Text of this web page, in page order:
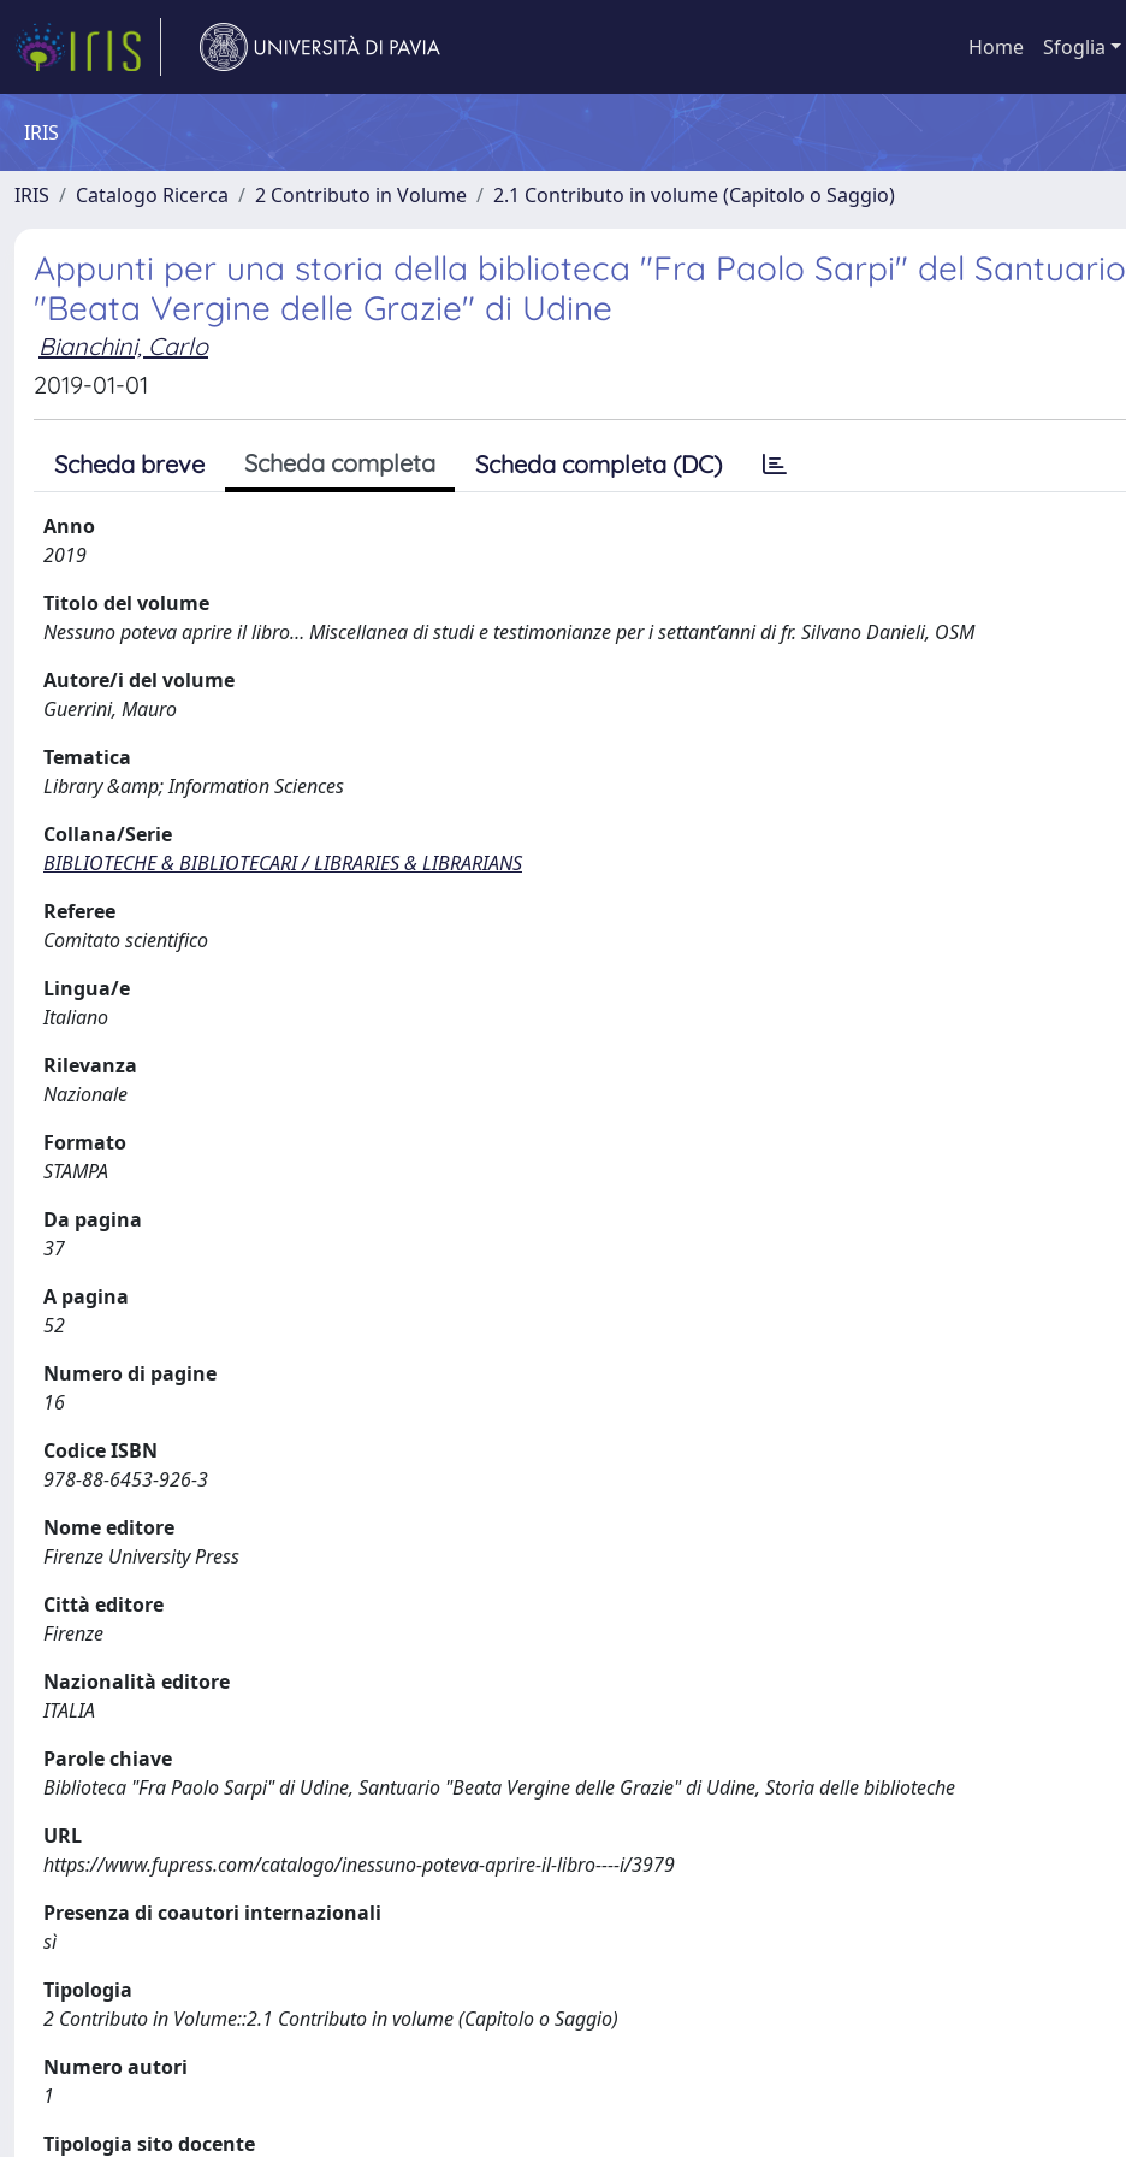
Home Sfoglia
IRIS
IRIS Catalogo Ricerca 2 Contributo in Volume 2.1 Contributo in volume (Capitolo o Saggio)
Appunti per una storia della biblioteca "Fra Paolo Sarpi" del Santuario
"Beata Vergine delle Grazie" di Udine
Bianchini, Carlo
2019-01-01
Scheda breve Scheda completa Scheda completa (DC)
Anno
2019
Titolo del volume
Nessuno poteva aprire il libro… Miscellanea di studi e testimonianze per i settant’anni di fr. Silvano Danieli, OSM
Autore/i del volume
Guerrini, Mauro
Tematica
Library &amp; Information Sciences
Collana/Serie
BIBLIOTECHE & BIBLIOTECARI / LIBRARIES & LIBRARIANS
Referee
Comitato scientifico
Lingua/e
Italiano
Rilevanza
Nazionale
Formato
STAMPA
Da pagina
37
A pagina
52
Numero di pagine
16
Codice ISBN
978-88-6453-926-3
Nome editore
Firenze University Press
Città editore
Firenze
Nazionalità editore
ITALIA
Parole chiave
Biblioteca "Fra Paolo Sarpi" di Udine, Santuario "Beata Vergine delle Grazie" di Udine, Storia delle biblioteche
URL
https://www.fupress.com/catalogo/inessuno-poteva-aprire-il-libro----i/3979
Presenza di coautori internazionali
sì
Tipologia
2 Contributo in Volume::2.1 Contributo in volume (Capitolo o Saggio)
Numero autori
1
Tipologia sito docente